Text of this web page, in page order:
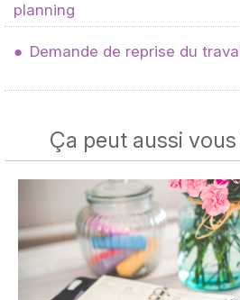
planning
Demande de reprise du
Ça peut aussi